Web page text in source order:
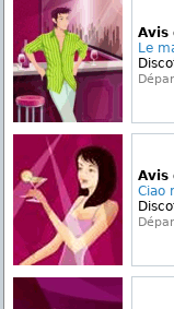
Avis
Le
Avis
Ciao